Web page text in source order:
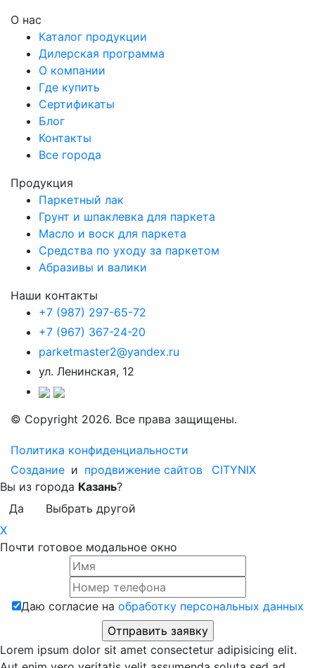
О нас
Каталог продукции
Дилерская программа
О компании
Где купить
Сертификаты
Блог
Контакты
Все города
Продукция
Паркетный лак
Грунт и шпаклевка для паркета
Масло и воск для паркета
Средства по уходу за паркетом
Абразивы и валики
Наши контакты
+7 (987) 297-65-72
+7 (967) 367-24-20
parketmaster2@yandex.ru
ул. Ленинская, 12
© Copyright 2026. Все права защищены.
Политика конфиденциальности
Создание и продвижение сайтов
CITYNIX
Вы из города Казань?
Да
Выбрать другой
X
Почти готовое модальное окно
Даю согласие на обработку персональных данных
Lorem ipsum dolor sit amet consectetur adipisicing elit.